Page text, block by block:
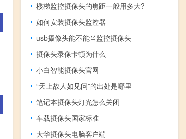
楼梯监控摄像头的焦距一般用多大?
如何安装摄像头监控器
usb摄像头能不能当监控摄像头
摄像头录像卡顿为什么
小白智能摄像头官网
“天上故人如见问”的出处是哪里
笔记本摄像头灯光怎么关闭
车载摄像头国家标准
大华摄像头电脑客户端